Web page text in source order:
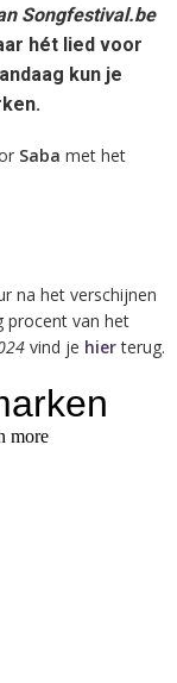
Songfestival.be
hét lied voor
kun je
.
Saba met het
na het verschijnen
procent van het
vind je hierterug.